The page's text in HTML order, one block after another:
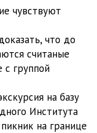
чувствуют
что до
считаные
группой
на базу
Института
на границе